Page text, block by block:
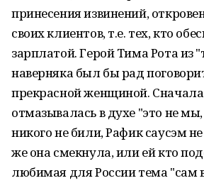
принесения извинений,
своих клиентов, т.е. тех, кто
зарплатой. Герой Тима Рота из
наверняка был бы рад
прекрасной женщиной.
отмазывалась в духе "это не
никого не били, Рафик саусэм
же она смекнула, или ей кто
любимая для России тема "сам